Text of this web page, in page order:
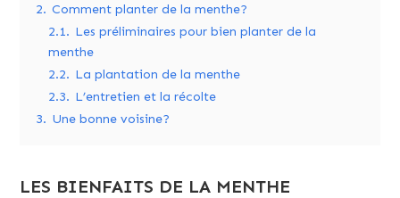
2. Comment planter de la menthe?
2.1. Les préliminaires pour bien planter de la
menthe
2.2. La plantation de la menthe
2.3. L’entretien et la récolte
3. Une bonne voisine?
LES BIENFAITS DE LA MENTHE